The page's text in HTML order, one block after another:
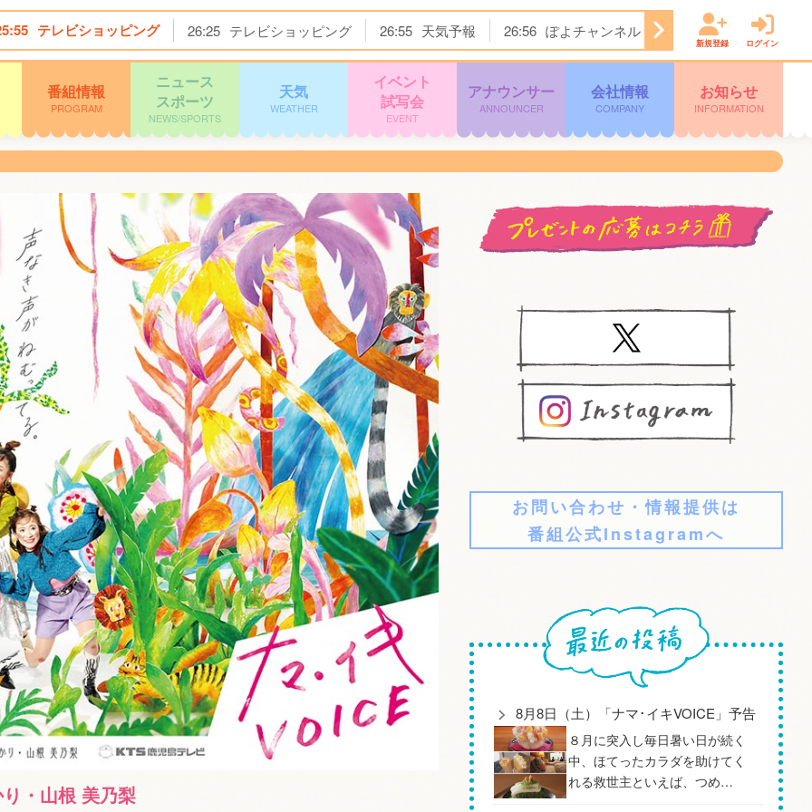
テレビショッピング 26:25 テレビショッピング 26:55 天気予報 26:56 ぽよチャンネル 26:59 クロージング
新規登録 ログイン
番組情報
PROGRAM
ニュース
スポーツ
NEWS/SPORTS
天気
WEATHER
イベント
試写会
EVENT
アナウンサー
ANNOUNCER
会社情報
COMPANY
お知らせ
INFORMATION
・山根 美乃梨
お問い合わせ・情報提供は
番組公式Instagramへ
8月8日（土）「ナマ･イキVOICE」予告
８月に突入し毎日暑い日が続く
中、ほてったカラダを助けてく
れる救世主といえば、つめ…